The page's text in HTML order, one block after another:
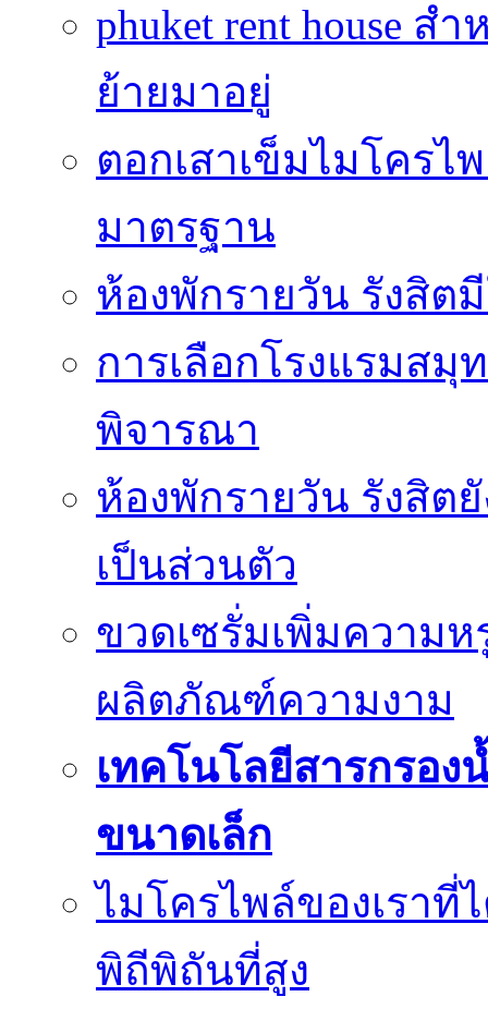
phuket rent house
ย้ายมาอยู่
ตอกเสาเข็มไมโคร
มาตรฐาน
ห้องพักรายวัน รังสิต
การเลือกโรงแรมสมุ
พิจารณา
ห้องพักรายวัน รังสิต
เป็นส่วนตัว
ขวดเซรั่มเพิ่มความ
ผลิตภัณฑ์ความงาม
เทคโนโลยีสารกรอ
ขนาดเล็ก
ไมโครไพล์ของเรา
พิถีพิถันที่สูง